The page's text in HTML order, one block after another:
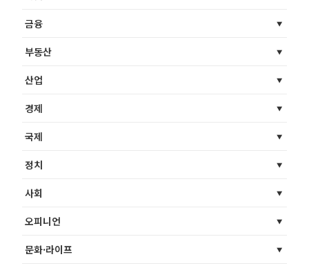
금융
부동산
산업
경제
국제
정치
사회
오피니언
문화·라이프